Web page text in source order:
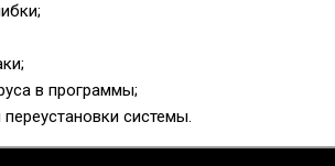
в программы;
системы.